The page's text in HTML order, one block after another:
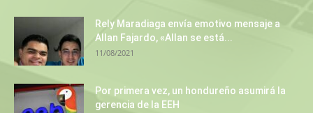
Rely Maradiaga envía emotivo mensaje a
Allan Fajardo, «Allan se está...
11/08/2021
Por primera vez, un hondureño asumirá la
gerencia de la EEH